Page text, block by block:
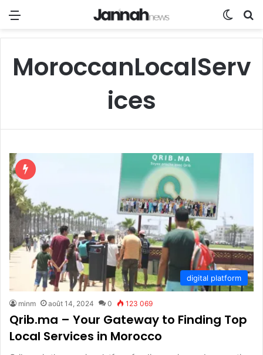
Menu
MoroccanLocalServ
ices
digital platform
minm août 14, 2024 0 123 069
Qrib.ma – Your Gateway to Finding Top
Local Services in Morocco